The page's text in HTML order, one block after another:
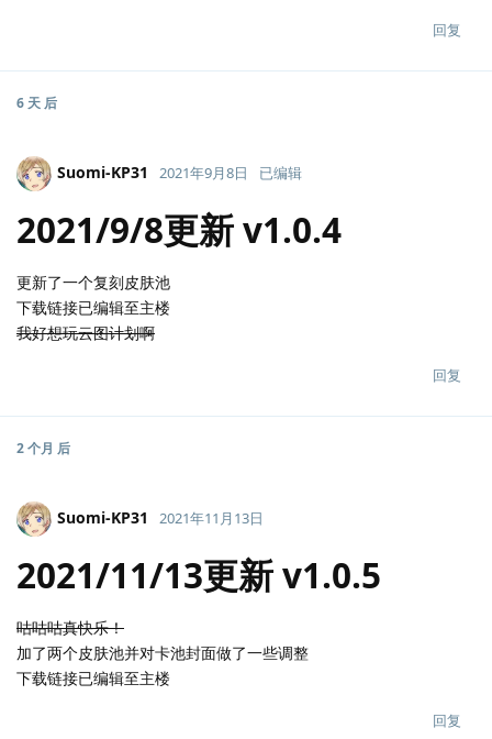
回复
6 天 后
Suomi-KP31 2021年9月8日 已编辑
2021/9/8更新 v1.0.4
更新了一个复刻皮肤池
下载链接已编辑至主楼
我好想玩云图计划啊
回复
2 个月 后
Suomi-KP31 2021年11月13日
2021/11/13更新 v1.0.5
咕咕咕真快乐！
加了两个皮肤池并对卡池封面做了一些调整
下载链接已编辑至主楼
回复